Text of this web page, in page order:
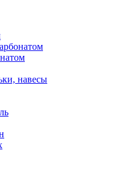
навесы